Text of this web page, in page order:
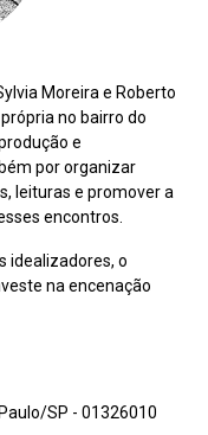
Moreira e Roberto
no bairro do
e
por organizar
leituras e promover a
encontros.
idealizadores, o
na encenação
SP - 01326010